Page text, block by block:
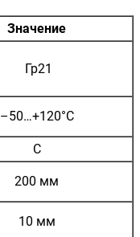
Значение
Гр21
–50…+120°C
С
200 мм
10 мм